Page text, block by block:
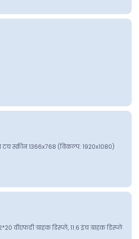
स्क्रीन 1366x768 (विकल्प: 1920x1080)
वीएफडी ग्राहक डिस्प्ले, 11.6 इंच ग्राहक डिस्प्ले